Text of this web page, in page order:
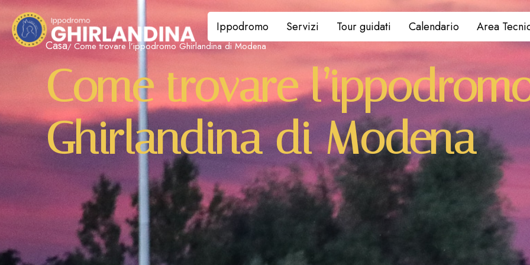
Ippodromo Servizi Tour guidati Calendario
Area
Casa Come trovare l’ippodromo Ghirlandina di Modena
Come trovare
Ghirlandina di Modena